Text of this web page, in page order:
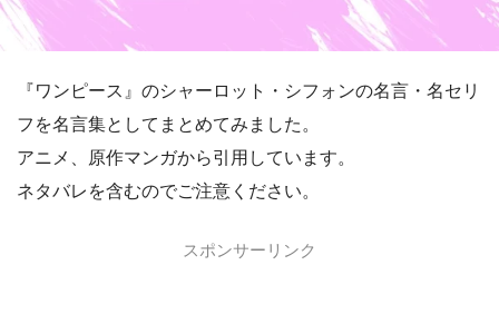
『ワンピース』のシャーロット・シフォンの名言・名セリ
フを名言集としてまとめてみました。
アニメ、原作マンガから引用しています。
ネタバレを含むのでご注意ください。
スポンサーリンク